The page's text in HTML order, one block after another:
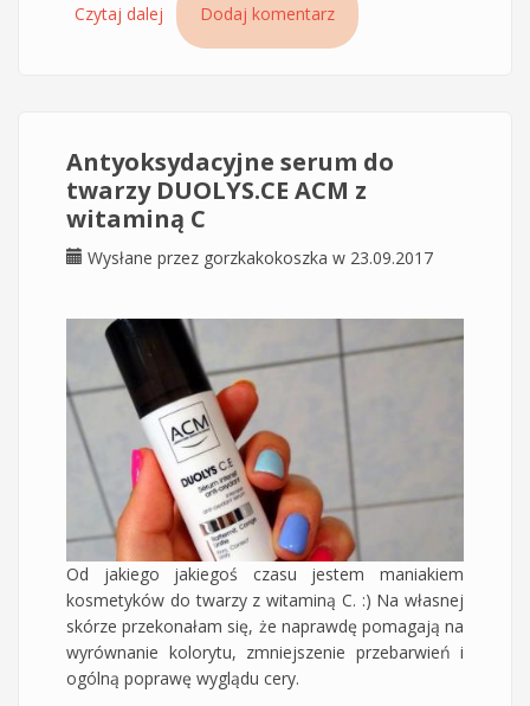
Czytaj dalej wpis Przeciwzmarszczkowy eliksir z witaminą C
do twarzy Vianek
Dodaj komentarz
Antyoksydacyjne serum do
twarzy DUOLYS.CE ACM z
witaminą C
Wysłane przez gorzkakokoszka w 23.09.2017
Od jakiego jakiegoś czasu jestem maniakiem
kosmetyków do twarzy z witaminą C. :) Na własnej
skórze przekonałam się, że naprawdę pomagają na
wyrównanie kolorytu, zmniejszenie przebarwień i
ogólną poprawę wyglądu cery.